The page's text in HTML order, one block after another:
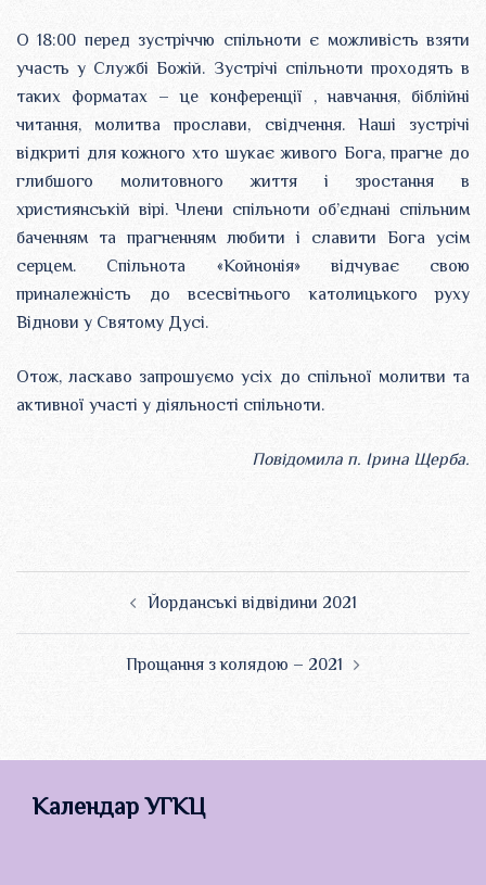
О 18:00 перед зустріччю спільноти є можливість взяти
участь у Службі Божій. Зустрічі спільноти проходять в
таких форматах – це конференції , навчання, біблійні
читання, молитва прослави, свідчення. Наші зустрічі
відкриті для кожного хто шукає живого Бога, прагне до
глибшого молитовного життя і зростання в
християнській вірі. Члени спільноти об’єднані спільним
баченням та прагненням любити і славити Бога усім
серцем. Спільнота «Койнонія» відчуває свою
приналежність до всесвітнього католицького руху
Віднови у Святому Дусі.
Отож, ласкаво запрошуємо усіх до спільної молитви та
активної участі у діяльності спільноти.
Повідомила п. Ірина Щерба.
Йорданські відвідини 2021
Прощання з колядою – 2021
Календар УГКЦ